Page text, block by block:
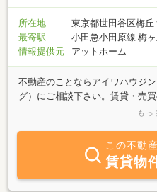
リンクして下さい。
所在地
東京都世田谷区梅丘
最寄駅
小田急小田原線 梅
情報提供元
アットホーム
不動産のことならアイワハウジ
グ）にご相談下さい。賃貸・売
しまで、何でもご要望にお答え
をサポートしてゆきますので、
賃貸物件のオーナー様にも運用
もっ
この不動
賃貸物